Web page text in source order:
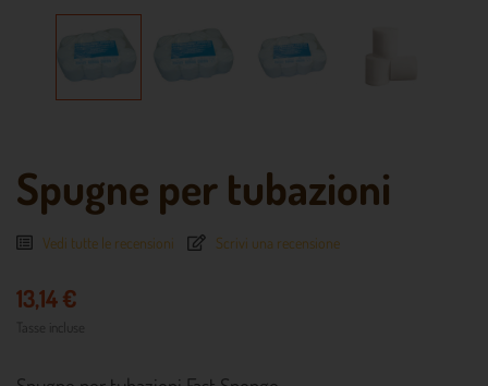
Spugne per tubazioni
Vedi tutte le recensioni Scrivi una recensione
13,14 €
Tasse incluse